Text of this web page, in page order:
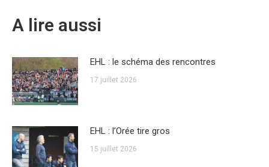
A lire aussi
EHL : le schéma des rencontres
17 juillet 2026
EHL : l’Orée tire gros
15 juillet 2026